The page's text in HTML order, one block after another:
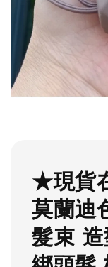
★現貨
莫蘭迪
髮束